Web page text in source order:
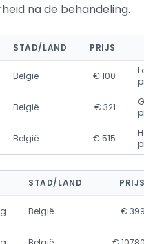
na de behandeling.
STAD/LAND
PRIJS
België € 100
België € 321
België € 515
STAD/LAND
België €